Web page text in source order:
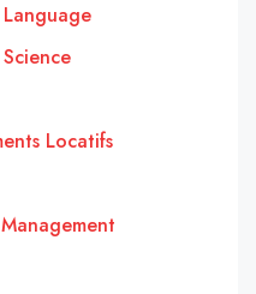
Locatifs